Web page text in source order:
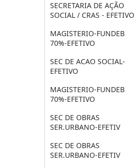
SECRETARIA DE AÇÃO
SOCIAL / CRAS - EFETIVO
MAGISTERIO-FUNDEB
70%-EFETIVO
SEC DE ACAO SOCIAL-
EFETIVO
MAGISTERIO-FUNDEB
70%-EFETIVO
SEC DE OBRAS
SER.URBANO-EFETIV
SEC DE OBRAS
SER.URBANO-EFETIV